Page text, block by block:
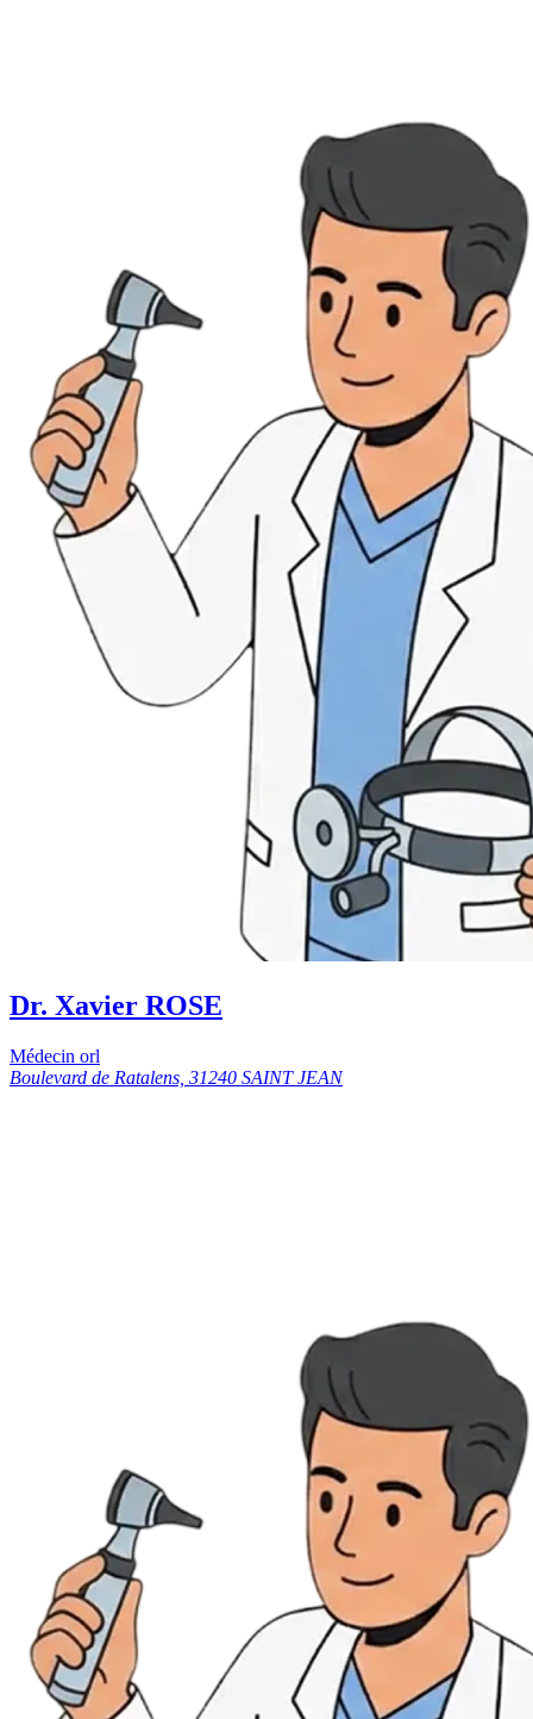
Dr. Xavier ROSE
Médecin orl
Boulevard de Ratalens, 31240 SAINT JEAN